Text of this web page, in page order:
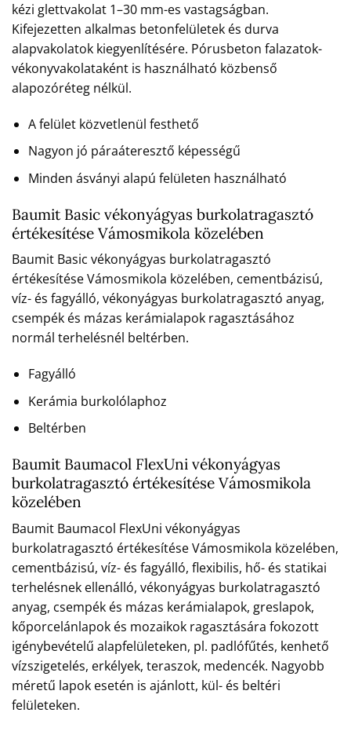
kézi glettvakolat 1–30 mm-es vastagságban.
Kifejezetten alkalmas betonfelületek és durva
alapvakolatok kiegyenlítésére. Pórusbeton falazatok-
vékonyvakolataként is használható közbenső
alapozóréteg nélkül.
A felület közvetlenül festhető
Nagyon jó páraáteresztő képességű
Minden ásványi alapú felületen használható
Baumit Basic vékonyágyas burkolatragasztó
értékesítése Vámosmikola közelében
Baumit Basic vékonyágyas burkolatragasztó
értékesítése Vámosmikola közelében, cementbázisú,
víz- és fagyálló, vékonyágyas burkolatragasztó anyag,
csempék és mázas kerámialapok ragasztásához
normál terhelésnél beltérben.
Fagyálló
Kerámia burkolólaphoz
Beltérben
Baumit Baumacol FlexUni vékonyágyas
burkolatragasztó értékesítése Vámosmikola
közelében
Baumit Baumacol FlexUni vékonyágyas
burkolatragasztó értékesítése Vámosmikola közelében,
cementbázisú, víz- és fagyálló, flexibilis, hő- és statikai
terhelésnek ellenálló, vékonyágyas burkolatragasztó
anyag, csempék és mázas kerámialapok, greslapok,
kőporcelánlapok és mozaikok ragasztására fokozott
igénybevételű alapfelületeken, pl. padlófűtés, kenhető
vízszigetelés, erkélyek, teraszok, medencék. Nagyobb
méretű lapok esetén is ajánlott, kül- és beltéri
felületeken.